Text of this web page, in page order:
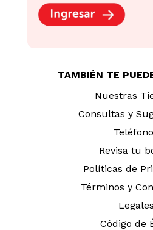
S/ 122.00
185.80